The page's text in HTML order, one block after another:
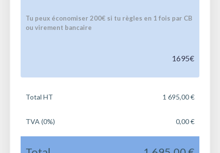
Tu peux économiser 200€ si tu règles en 1 fois par CB
ou virement bancaire
1695€
Total HT 1 695,00 €
TVA (0%) 0,00 €